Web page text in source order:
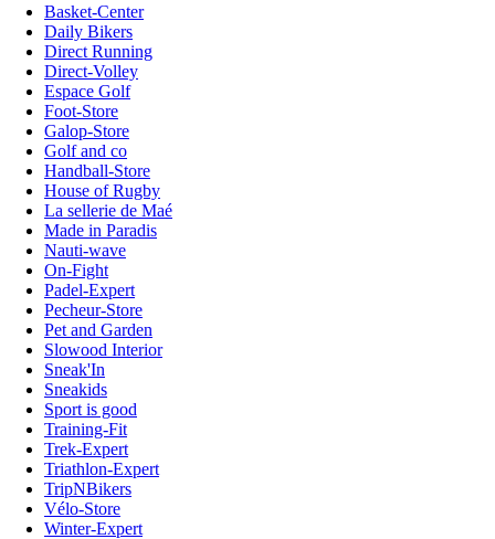
Basket-Center
Daily Bikers
Direct Running
Direct-Volley
Espace Golf
Foot-Store
Galop-Store
Golf and co
Handball-Store
House of Rugby
La sellerie de Maé
Made in Paradis
Nauti-wave
On-Fight
Padel-Expert
Pecheur-Store
Pet and Garden
Slowood Interior
Sneak'In
Sneakids
Sport is good
Training-Fit
Trek-Expert
Triathlon-Expert
TripNBikers
Vélo-Store
Winter-Expert